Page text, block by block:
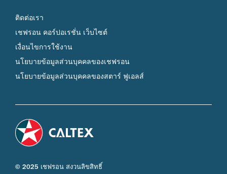
ติดต่อเรา
เชฟรอน คอร์ปอเรชั่น เว็บไซต์
เงื่อนไขการใช้งาน
นโยบายข้อมูลส่วนบุคคลของเชฟรอน
นโยบายข้อมูลส่วนบุคคลของสตาร์ ฟูเอลส์
© 2025 เชฟรอน สงวนลิขสิทธิ์